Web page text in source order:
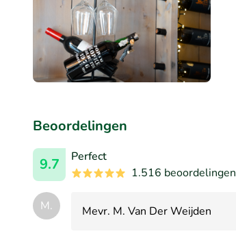
Beoordelingen
9.7
Perfect
1.516 beoordelingen
M. Mevr. M. Van Der Weijden